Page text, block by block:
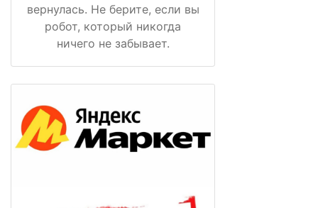
вернулась. Не берите, если вы
робот, который никогда
ничего не забывает.